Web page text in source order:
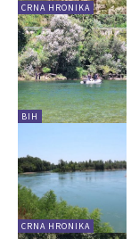
CRNA HRONIKA
BIH
CRNA HRONIKA